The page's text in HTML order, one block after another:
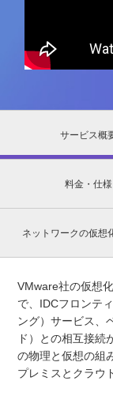
サービス概
料金・仕様
ネットワークの仮想
VMware社の仮想
で、IDCフロンテ
ング）サービス、
ド）との相互接続
の物理と仮想の組
プレミスとクラウ